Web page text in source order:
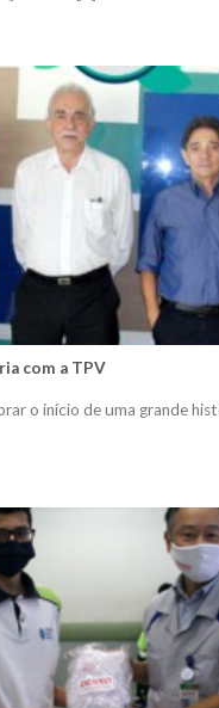
com a TPV
o início de uma grande